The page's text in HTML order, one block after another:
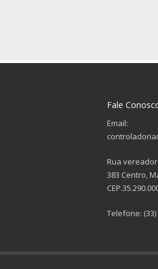
Fale
Email:
Rua
383 Centro,
Telefone: (33)